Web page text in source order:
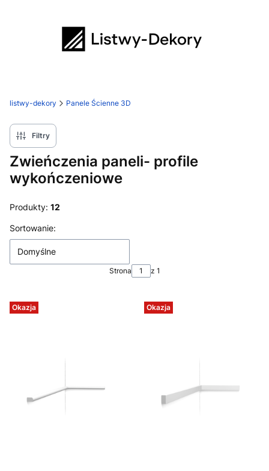
listwy-dekory Panele Ścienne 3D
Filtry
Zwieńczenia paneli- profile
wykończeniowe
Produkty: 12
Lista produktów
Sortowanie:
Domyślne
Strona z 1
Okazja Okazja